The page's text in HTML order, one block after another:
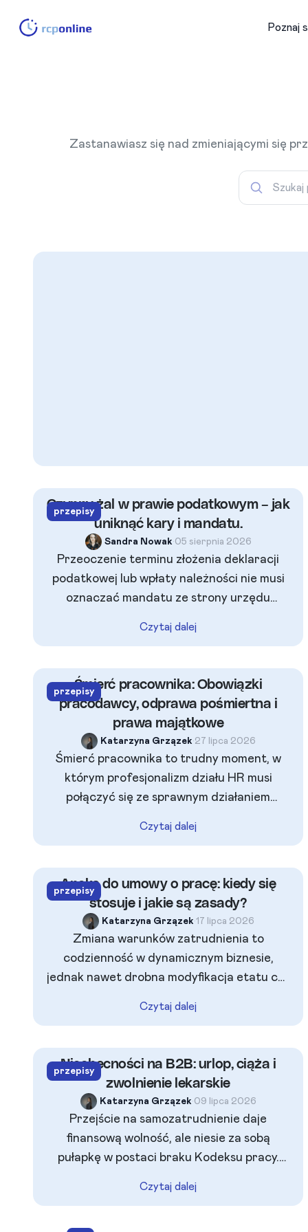
Poznaj
Zastanawiasz się nad zmieniającymi się
przepisy
Czynny żal w prawie podatkowym – jak
uniknąć kary i mandatu.
Sandra Nowak•05 sierpnia 2026
Przeoczenie terminu złożenia deklaracji
podatkowej lub wpłaty należności nie musi
oznaczać mandatu ze strony urzędu
wykorzystać instytucję czynnego żalu,
karno-skarbową i poprawnie złożyć wniosek
Czytaj dalej
przepisyŚmierć pracownika: Obowiązki
pracodawcy, odprawa pośmiertna i
prawa majątkowe
Katarzyna Grzązek•27 lipca 2026
Śmierć pracownika to trudny moment, w
którym profesjonalizm działu HR musi
połączyć się ze sprawnym działaniem
wygasza się automatycznie z mocy prawa,
świadczeń. Sprawdź nasz poradnik i
dowiedz się, jak prawidłowo wypłacić
odprawę pośmiertną oraz prawa majątkowe
rodzinie zmarłego.
Czytaj dalej
przepisy
Aneks do umowy o pracę: kiedy się
stosuje i jakie są zasady?
Katarzyna Grzązek•17 lipca 2026
Zmiana warunków zatrudnienia to
codzienność w dynamicznym biznesie,
jednak nawet drobna modyfikacja etatu czy
artykułu dowiesz się, jak prawidłowo
porozumienie stron okazuje się
niewystarczające. Sprawdź, jak
zabezpieczyć firmę przed kosztownymi
błędami i sporami w sądzie pracy.
Czytaj dalej
przepisy
Nieobecności na B2B: urlop, ciąża i
zwolnienie lekarskie
Katarzyna Grzązek•09 lipca 2026
Przejście na samozatrudnienie daje
finansową wolność, ale niesie za sobą
pułapkę w postaci braku Kodeksu pracy.
zabezpieczenie się na wypadek choroby na
Czytaj dalej